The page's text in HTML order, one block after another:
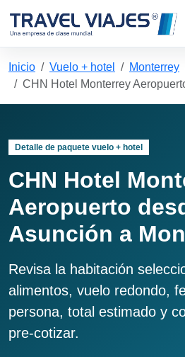
Inicio Vuelo + hotel Monterrey
CHN Hotel Monterrey
Detalle de paquete vuelo + hotel
CHN Hotel
Aeropuerto
Asunción a
Revisa la habitación
alimentos, vuelo redondo,
persona, total estimado y
pre-cotizar.